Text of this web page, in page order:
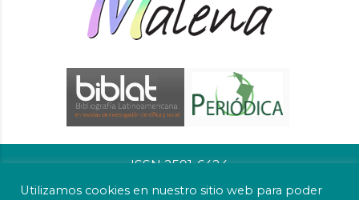
ISSN 2591-6424
Utilizamos cookies en nuestro sitio web para poder